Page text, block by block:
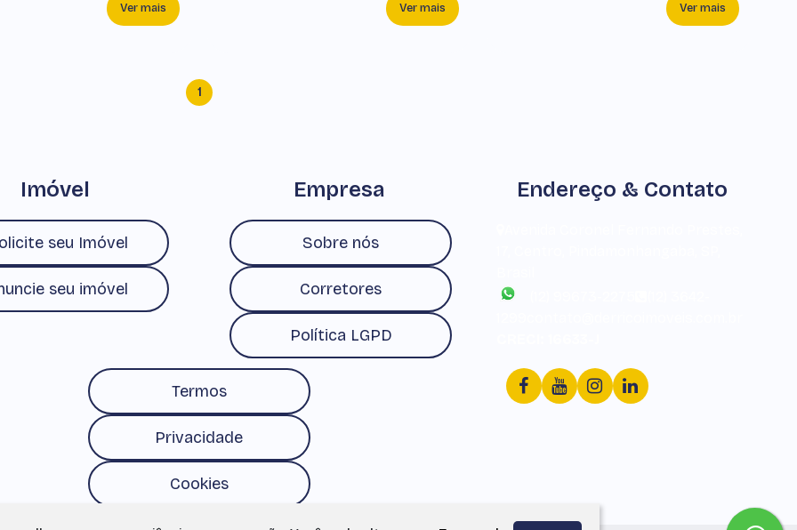
Ver mais Ver mais Ver mais
1
Imóvel
seu Imóvel
seu imóvel
Empresa
Sobre nós
Corretores
Política LGPD
Endereço & Contato
Termos
Privacidade
Cookies